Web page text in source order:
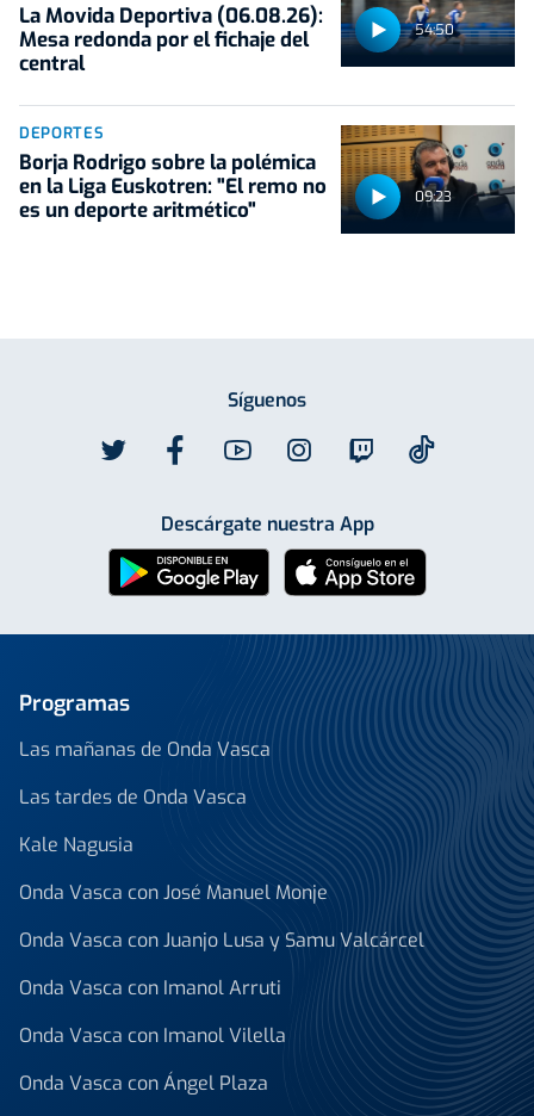
54:50
La Movida Deportiva (06.08.26):
Mesa redonda por el fichaje del
central
09:23
DEPORTES
Borja Rodrigo sobre la polémica
en la Liga Euskotren: "El remo no
es un deporte aritmético"
Síguenos
Descárgate nuestra App
Programas
Las mañanas de Onda Vasca
Las tardes de Onda Vasca
Kale Nagusia
Onda Vasca con José Manuel Monje
Onda Vasca con Juanjo Lusa y Samu Valcárcel
Onda Vasca con Imanol Arruti
Onda Vasca con Imanol Vilella
Onda Vasca con Ángel Plaza